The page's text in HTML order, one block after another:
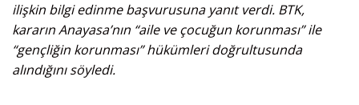
ilişkin bilgi edinme başvurusuna yanıt verdi. BTK,
kararın Anayasa’nın “aile ve çocuğun korunması” ile
“gençliğin korunması” hükümleri doğrultusunda
alındığını söyledi.